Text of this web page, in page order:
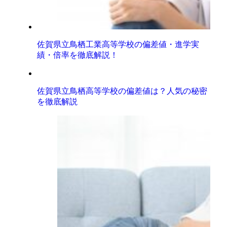
佐賀県立鳥栖工業高等学校の偏差値・進学実
績・倍率を徹底解説！
佐賀県立鳥栖高等学校の偏差値は？人気の秘密
を徹底解説